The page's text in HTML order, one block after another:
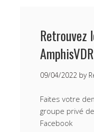
Retrouvez
AmphisVDR
09/04/2022 by
Faites votre
groupe privé
Facebook